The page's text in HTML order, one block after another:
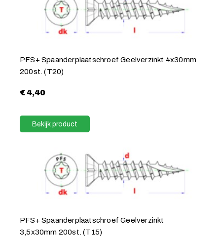
PFS+ Spaanderplaatschroef Geelverzinkt 4x30mm
200st. (T20)
€4,40
Bekijk product
PFS+ Spaanderplaatschroef Geelverzinkt
3,5x30mm 200st. (T15)